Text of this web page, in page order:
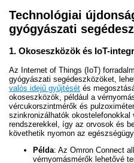
Technológiai
gyógyászati
1. Okoseszközök és IoT-
Az Internet of Things (IoT)
gyógyászati segédeszközöket,
valós idejű gyűjtését és
okoseszközök, például a
vércukorszintmérők és
szinkronizálhatók okostelefonokkal
rendszerekkel, így az orvosok és
követhetik nyomon az
Példa: Az Omron Connect
vérnyomásmérők lehetővé